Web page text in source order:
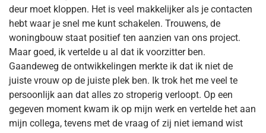
deur moet kloppen. Het is veel makkelijker als je contacten
hebt waar je snel me kunt schakelen. Trouwens, de
woningbouw staat positief ten aanzien van ons project.
Maar goed, ik vertelde u al dat ik voorzitter ben.
Gaandeweg de ontwikkelingen merkte ik dat ik niet de
juiste vrouw op de juiste plek ben. Ik trok het me veel te
persoonlijk aan dat alles zo stroperig verloopt. Op een
gegeven moment kwam ik op mijn werk en vertelde het aan
mijn collega, tevens met de vraag of zij niet iemand wist